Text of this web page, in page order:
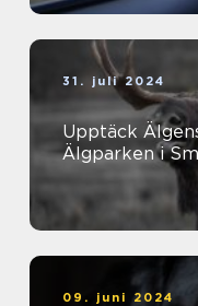
31. juli 2024
Upptäck
Älgparken i
09. juni 2024